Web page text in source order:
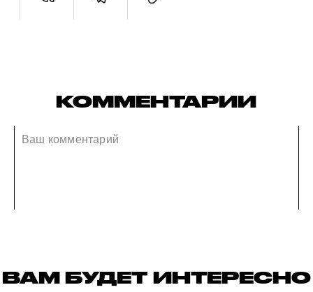
КОММЕНТАРИИ
ВАМ БУДЕТ ИНТЕРЕСНО